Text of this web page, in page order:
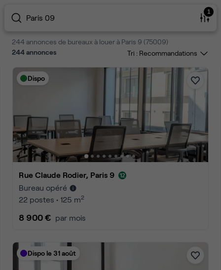
Paris 09
1
244 annonces de bureaux à louer à Paris 9 (75009)
244annonces Tri :
Dispo
Rue Claude Rodier, Paris 9
Bureau opéré
22 postes • 125 m2
8 900 € par mois
Dispo le 31 août